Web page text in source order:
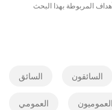
المربوطة بهذا البحث
السائق السائقون
العمومي العموميون